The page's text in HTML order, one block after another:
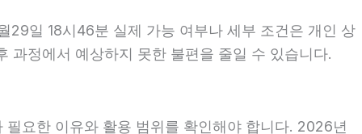
일 18시46분 실제 가능 여부나 세부 조건은 개인 상
과정에서 예상하지 못한 불편을 줄일 수 있습니다.
요한 이유와 활용 범위를 확인해야 합니다. 2026년